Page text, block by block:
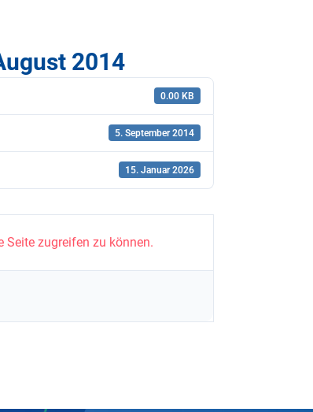
2014
0.00 KB
5. September 2014
15. Januar 2026
Seite zugreifen zu können.